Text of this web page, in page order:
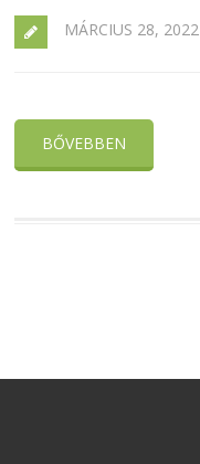
MÁRCIUS 28, 2022
BŐVEBBEN